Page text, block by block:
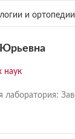
и ортопедии
наук
лаборатория: